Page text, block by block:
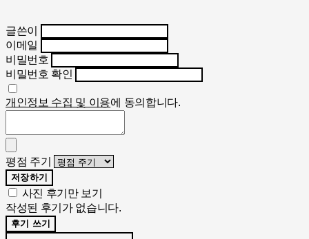
글쓴이
이메일
비밀번호
비밀번호 확인
개인정보 수집 및 이용에 동의합니다.
평점 주기
저장하기
사진 후기만 보기
작성된 후기가 없습니다.
후기 쓰기